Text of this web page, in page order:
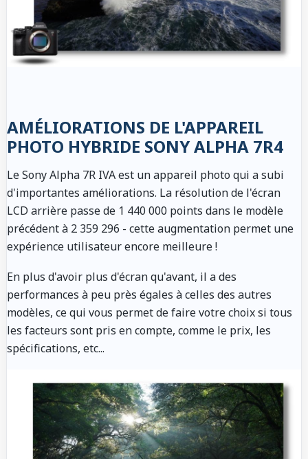
AMÉLIORATIONS DE L'APPAREIL
PHOTO HYBRIDE SONY ALPHA 7R4
Le Sony Alpha 7R IVA est un appareil photo qui a subi
d'importantes améliorations. La résolution de l'écran
LCD arrière passe de 1 440 000 points dans le modèle
précédent à 2 359 296 - cette augmentation permet une
expérience utilisateur encore meilleure !
En plus d'avoir plus d'écran qu'avant, il a des
performances à peu près égales à celles des autres
modèles, ce qui vous permet de faire votre choix si tous
les facteurs sont pris en compte, comme le prix, les
spécifications, etc...